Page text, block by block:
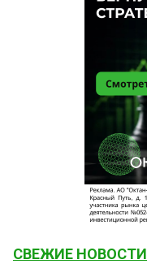
СВЕЖИЕ НОВОСТИ